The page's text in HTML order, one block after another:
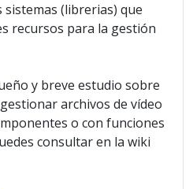
sistemas (librerias) que
recursos para la gestión
y breve estudio sobre
archivos de vídeo
o con funciones
consultar en la wiki